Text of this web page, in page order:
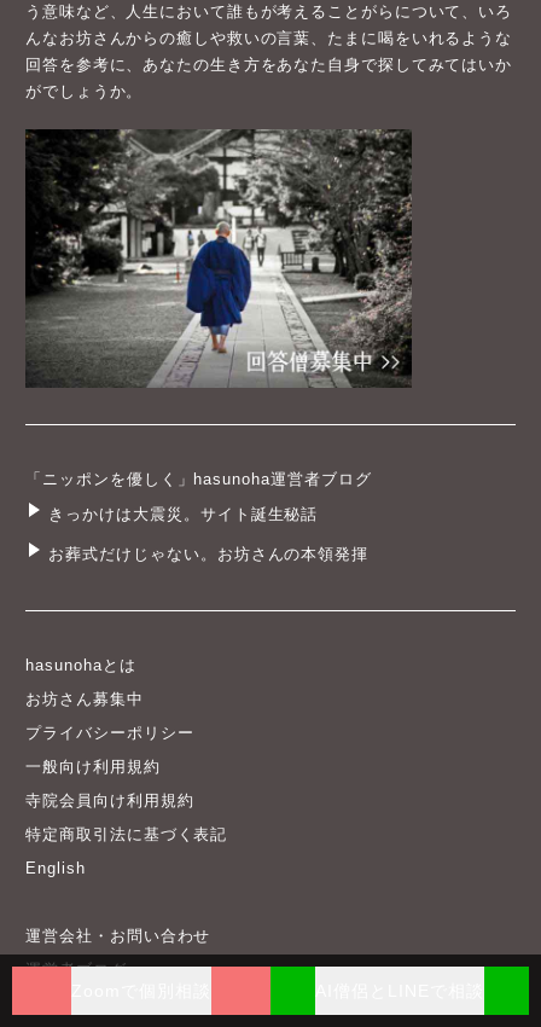
う意味など、人生において誰もが考えることがらについて、いろ
んなお坊さんからの癒しや救いの言葉、たまに喝をいれるような
回答を参考に、あなたの生き方をあなた自身で探してみてはいか
がでしょうか。
「ニッポンを優しく」hasunoha運営者ブログ
きっかけは大震災。サイト誕生秘話
お葬式だけじゃない。お坊さんの本領発揮
hasunohaとは
お坊さん募集中
プライバシーポリシー
一般向け利用規約
寺院会員向け利用規約
特定商取引法に基づく表記
English
運営会社・お問い合わせ
運営者ブログ